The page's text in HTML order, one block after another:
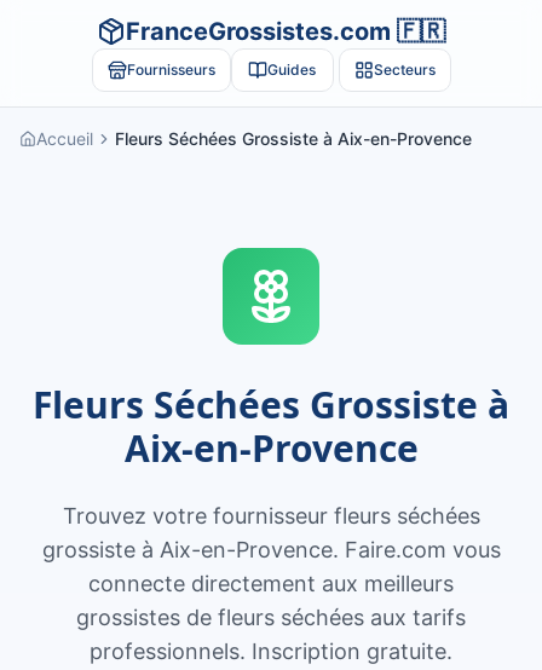
FranceGrossistes.com 🇫🇷
Fournisseurs Guides Secteurs
Accueil Fleurs Séchées Grossiste à Aix-en-Provence
Fleurs Séchées Grossiste à
Aix-en-Provence
Trouvez votre fournisseur fleurs séchées
grossiste à Aix-en-Provence. Faire.com vous
connecte directement aux meilleurs
grossistes de fleurs séchées aux tarifs
professionnels. Inscription gratuite.